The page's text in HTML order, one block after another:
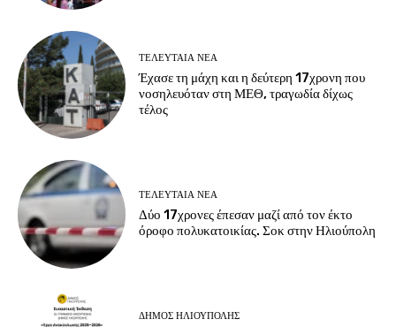
ΤΕΛΕΥΤΑΊΑ ΝΈΑ
Έχασε τη μάχη και η δεύτερη 17χρονη που
νοσηλευόταν στη ΜΕΘ, τραγωδία δίχως
τέλος
ΤΕΛΕΥΤΑΊΑ ΝΈΑ
Δύο 17χρονες έπεσαν μαζί από τον έκτο
όροφο πολυκατοικίας. Σοκ στην Ηλιούπολη
ΔΉΜΟΣ ΗΛΙΟΎΠΟΛΗΣ